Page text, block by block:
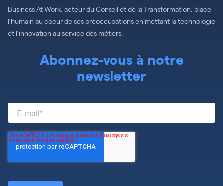
Business At Work, acteur du Conseil et de la Transformation, place
l’humain au coeur de ses préoccupations en mettant la technologie
et l’innovation au service des métiers.
Abonnez-vous à notre
newsletter